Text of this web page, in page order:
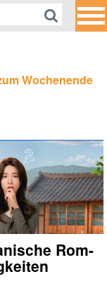
Wochenende
Rom-